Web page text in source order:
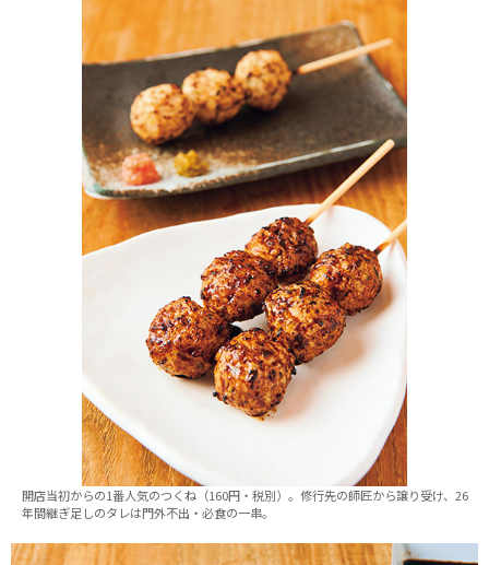
開店当初からの1番人気のつくね（160円・税別）。修行先の師匠から譲り受け、26
年間継ぎ足しのタレは門外不出・必食の一串。